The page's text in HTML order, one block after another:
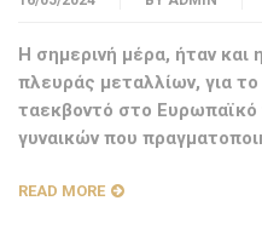
Η σημερινή μέρα, ήταν και
πλευράς μεταλλίων, για
ταεκβοντό στο
γυναικών που
READ MORE